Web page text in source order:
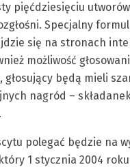
pięćdziesięciu
Specjalny
się na stronach
możliwość
głosujący będą mieli
nagród –
polegać będzie na
1 stycznia 2004